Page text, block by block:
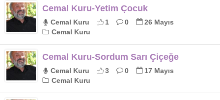
Cemal Kuru-Yetim Çocuk
Cemal Kuru 1 0
26 Mayıs
Cemal Kuru
Cemal Kuru-Sordum Sarı Çiçeğe
Cemal Kuru 3 0
17 Mayıs
Cemal Kuru